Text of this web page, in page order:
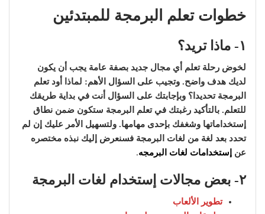
خطوات تعلم البرمجة للمبتدئين
١- ماذا تريد؟
لخوض رحلة تعلم أي مجال جديد بصفة عامة يجب أن يكون
لديك هدف واضح. وتجيب على السؤال الأهم: لماذا أود تعلم
البرمجة تحديدا؟ وبإجابتك على السؤال أنت في بداية طريقك
للتعلم. بالتأكيد رغبتك في تعلم البرمجة ستكون ضمن نطاق
إستخداماتها وشغفك بإحدى مهامها. ولتسهيل الأمر عليك إن لم
تحدد بعد لغة من لغات البرمجة فسنعرض إليك نبذه مختصره
عن إستخدامات لغات البرمجه.
٢- بعض مجالات إستخدام لغات البرمجة
تطوير
الألعاب